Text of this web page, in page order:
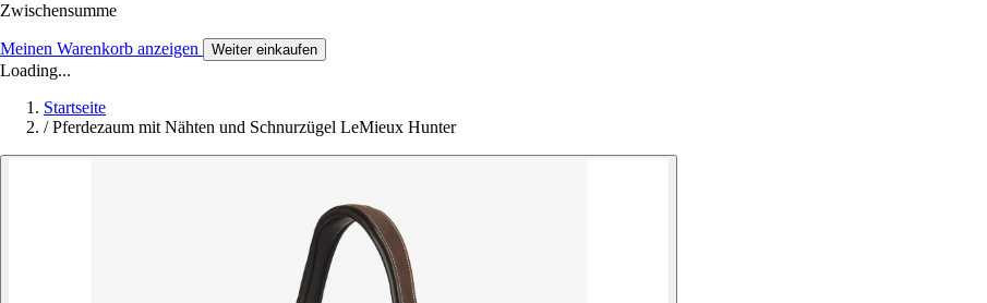
Zwischensumme
Meinen Warenkorb anzeigen Weiter einkaufen
Loading...
Startseite
/ Pferdezaum mit Nähten und Schnurzügel LeMieux Hunter